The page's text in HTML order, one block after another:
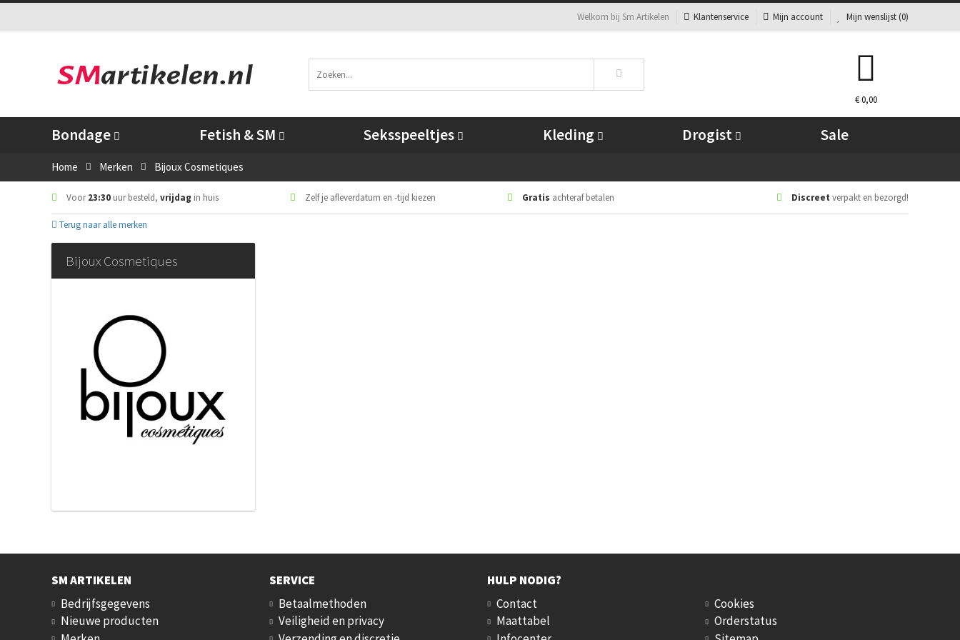
Welkom bij Sm Artikelen Klantenservice Mijn account Mijn wenslijst (0)
€ 0,00
Bondage Fetish & SM Seksspeeltjes Kleding Drogist Sale
Home Merken Bijoux Cosmetiques
Voor23:30 uur besteld, vrijdag in huis Zelf je afleverdatum en -tijd kiezen Gratis achteraf betalen Discreet verpakt en bezorgd!
Terug naar alle merken
Bijoux Cosmetiques
SM ARTIKELEN
Bedrijfsgegevens
Nieuwe producten
SERVICE
Betaalmethoden
Veiligheid en privacy
HULP NODIG?
Contact
Maattabel
Cookies
Orderstatus